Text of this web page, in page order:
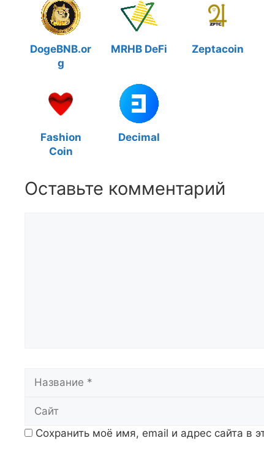
DogeBNB.or
g
MRHB DeFi Zeptacoin
Fashion
Coin
Decimal
Оставьте комментарий
Название
Сохранить моё имя, email и адрес сайта в